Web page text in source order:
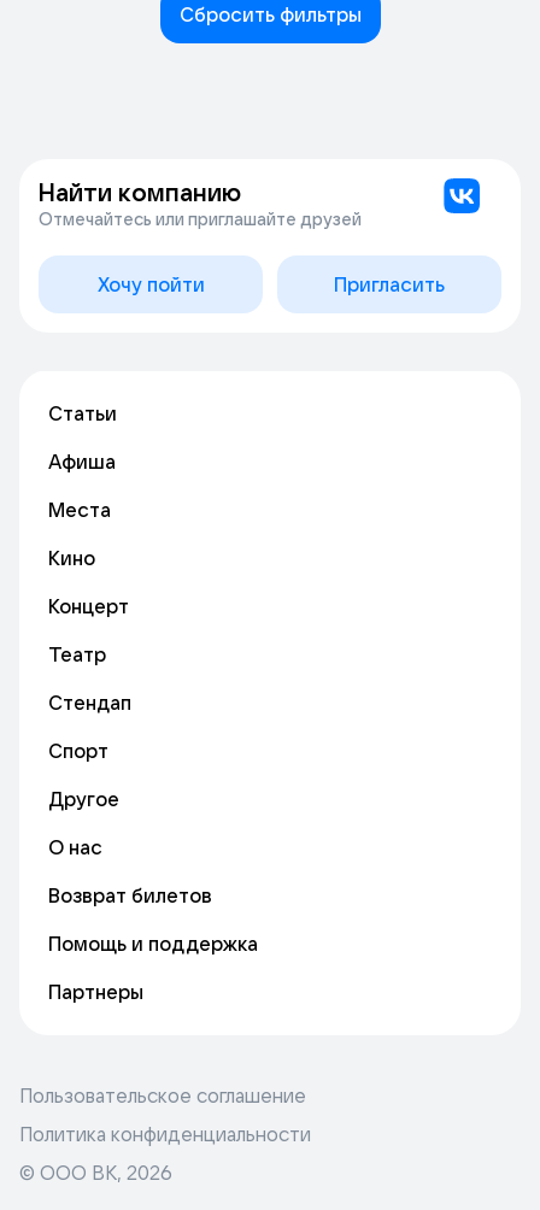
Сбросить фильтры
Найти компанию
Отмечайтесь или приглашайте друзей
Хочу пойти Пригласить
Статьи
Афиша
Места
Кино
Концерт
Театр
Стендап
Спорт
Другое
О нас
Возврат билетов
Помощь и поддержка
Партнеры
Пользовательское соглашение
Политика конфиденциальности
© ООО ВК, 2026